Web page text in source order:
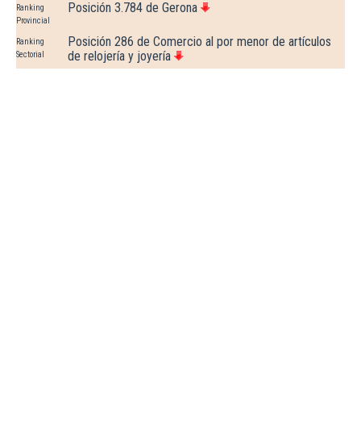
Ranking
Provincial
Posición 3.784 de Gerona
Ranking
Sectorial
Posición 286 de Comercio al por menor de artículos
de relojería y joyería